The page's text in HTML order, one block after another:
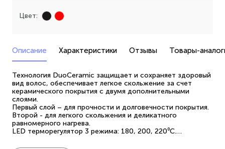
Цвет:
Описание Характеристики Отзывы Товары-
Технология DuoCeramic защищает и сохраняет здоровый
вид волос, обеспечивает легкое скольжение за счет
керамического покрытия с двумя дополнительными
слоями.
Первый слой – для прочности и долговечности покрытия.
Второй - для легкого скольжения и деликатного
равномерного нагрева.
LED терморегулятор 3 режима: 180, 200, 220⁰С.
Блокировка корпуса в закрытом положении.